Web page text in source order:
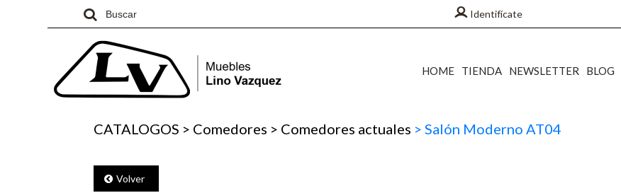
HOME TIENDA NEWSLETTER BLOG
Identifícate
CATALOGOS > Comedores > Comedores actuales > Salón Moderno AT04
Volver